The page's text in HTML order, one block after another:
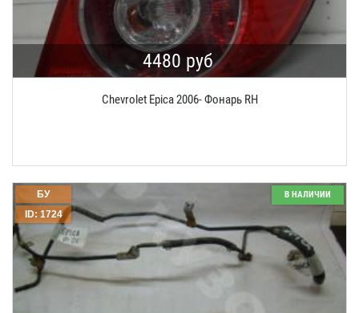
Chevrolet Epica 2006- Фонарь RH
4480 руб
ID: 1724
БУ В НАЛИЧИИ